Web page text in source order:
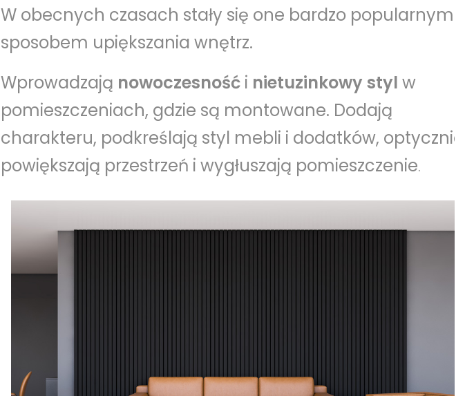
W obecnych czasach stały się one bardzo popularnym
sposobem upiększania wnętrz.
Wprowadzają nowoczesność i nietuzinkowy styl w
pomieszczeniach, gdzie są montowane. Dodają
charakteru, podkreślają styl mebli i dodatków, optycznie
powiększają przestrzeń i wygłuszają pomieszczenie.